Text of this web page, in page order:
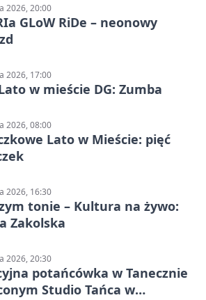
2026, 20:00
GLoW RiDe – neonowy
2026, 17:00
w mieście DG: Zumba
2026, 08:00
Lato w Mieście: pięć
2026, 16:30
tonie – Kultura na żywo:
Zakolska
2026, 20:30
potańcówka w Tanecznie
Studio Tańca w